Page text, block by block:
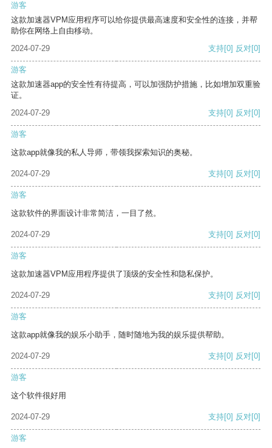
游客
这款加速器VPM应用程序可以给你提供最高速度和安全性的连接，并帮
助你在网络上自由移动。
2024-07-29
支持[0] 反对[0]
游客
这款加速器app的安全性有待提高，可以加强防护措施，比如增加双重验
证。
2024-07-29
支持[0] 反对[0]
游客
这款app就像我的私人导师，带领我探索知识的奥秘。
2024-07-29 支持[0] 反对[0]
游客
这款软件的界面设计非常简洁，一目了然。
2024-07-29 支持[0] 反对[0]
游客
这款加速器VPM应用程序提供了顶级的安全性和隐私保护。
2024-07-29 支持[0] 反对[0]
游客
这款app就像我的娱乐小助手，随时随地为我的娱乐提供帮助。
2024-07-29 支持[0] 反对[0]
游客
这个软件很好用
2024-07-29 支持[0] 反对[0]
游客